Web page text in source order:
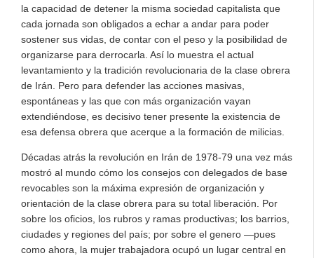
la capacidad de detener la misma sociedad capitalista que
cada jornada son obligados a echar a andar para poder
sostener sus vidas, de contar con el peso y la posibilidad de
organizarse para derrocarla. Así lo muestra el actual
levantamiento y la tradición revolucionaria de la clase obrera
de Irán. Pero para defender las acciones masivas,
espontáneas y las que con más organización vayan
extendiéndose, es decisivo tener presente la existencia de
esa defensa obrera que acerque a la formación de milicias.
Décadas atrás la revolución en Irán de 1978-79 una vez más
mostró al mundo cómo los consejos con delegados de base
revocables son la máxima expresión de organización y
orientación de la clase obrera para su total liberación. Por
sobre los oficios, los rubros y ramas productivas; los barrios,
ciudades y regiones del país; por sobre el genero —pues
como ahora, la mujer trabajadora ocupó un lugar central en